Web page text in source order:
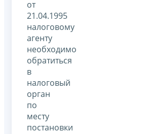
от
21.04.1995
налоговому
агенту
необходимо
обратиться
в
налоговый
орган
по
месту
постановки